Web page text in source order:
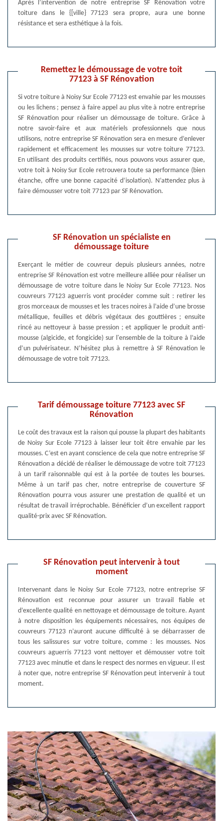
Après l’intervention de notre entreprise SF Rénovation votre
toiture dans le {[ville} 77123 sera propre, aura une bonne
résistance et sera esthétique à la fois.
Remettez le démoussage de votre toit
77123 à SF Rénovation
Si votre toiture à Noisy Sur Ecole 77123 est envahie par les mousses
ou les lichens ; pensez à faire appel au plus vite à notre entreprise
SF Rénovation pour réaliser un démoussage de toiture. Grâce à
notre savoir-faire et aux matériels professionnels que nous
utilisons, notre entreprise SF Rénovation sera en mesure d’enlever
rapidement et efficacement les mousses sur votre toiture 77123.
En utilisant des produits certifiés, nous pouvons vous assurer que,
votre toit à Noisy Sur Ecole retrouvera toute sa performance (bien
étanche, offre une bonne capacité d’isolation). N’attendez plus à
faire démousser votre toit 77123 par SF Rénovation.
SF Rénovation un spécialiste en
démoussage toiture
Exerçant le métier de couvreur depuis plusieurs années, notre
entreprise SF Rénovation est votre meilleure alliée pour réaliser un
démoussage de votre toiture dans le Noisy Sur Ecole 77123. Nos
couvreurs 77123 aguerris vont procéder comme suit : retirer les
gros morceaux de mousses et les traces noires à l’aide d’une brosse
métallique, feuilles et débris végétaux des gouttières ; ensuite
rincé au nettoyeur à basse pression ; et appliquer le produit anti-
mousse (algicide, et fongicide) sur l'ensemble de la toiture à l’aide
d’un pulvérisateur. N’hésitez plus à remettre à SF Rénovation le
démoussage de votre toit 77123.
Tarif démoussage toiture 77123 avec SF
Rénovation
Le coût des travaux est la raison qui pousse la plupart des habitants
de Noisy Sur Ecole 77123 à laisser leur toit être envahie par les
mousses. C’est en ayant conscience de cela que notre entreprise SF
Rénovation a décidé de réaliser le démoussage de votre toit 77123
à un tarif raisonnable qui est à la portée de toutes les bourses.
Même à un tarif pas cher, notre entreprise de couverture SF
Rénovation pourra vous assurer une prestation de qualité et un
résultat de travail irréprochable. Bénéficier d’un excellent rapport
qualité-prix avec SF Rénovation.
SF Rénovation peut intervenir à tout
moment
Intervenant dans le Noisy Sur Ecole 77123, notre entreprise SF
Rénovation est reconnue pour assurer un travail fiable et
d’excellente qualité en nettoyage et démoussage de toiture. Ayant
à notre disposition les équipements nécessaires, nos équipes de
couvreurs 77123 n’auront aucune difficulté à se débarrasser de
tous les salissures sur votre toiture, comme : les mousses. Nos
couvreurs aguerris 77123 vont nettoyer et démousser votre toit
77123 avec minutie et dans le respect des normes en vigueur. Il est
à noter que, notre entreprise SF Rénovation peut intervenir à tout
moment.